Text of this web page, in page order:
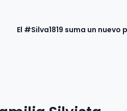
El #Silva1819 suma un